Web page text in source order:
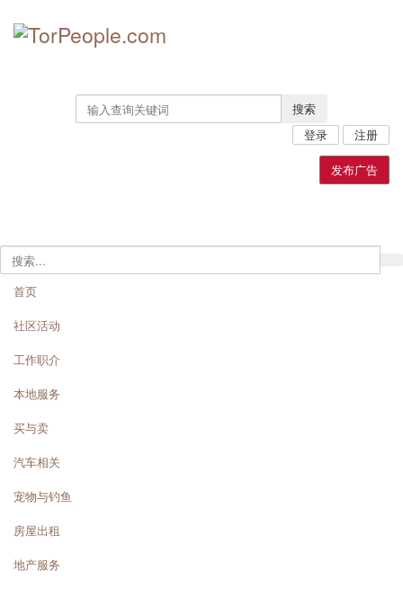
搜索
登录
注册
发布广告
首页
社区活动
工作职介
本地服务
买与卖
汽车相关
宠物与钓鱼
房屋出租
地产服务